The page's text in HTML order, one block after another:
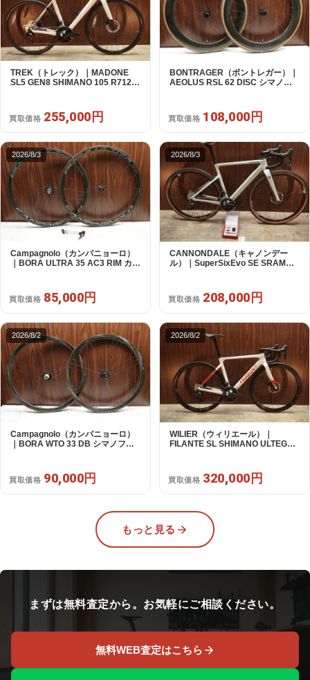
TREK（トレック）｜MADONE
SL5 GEN8 SHIMANO 105 R7120
買取価格 255,000円
BONTRAGER（ボントレガー）｜
AEOLUS RSL 62 DISC シマノフ
買取価格 108,000円
2026/8/3
Campagnolo（カンパニョーロ）
｜BORA ULTRA 35 AC3 RIM カン
買取価格 85,000円
2026/8/3
CANNONDALE（キャノンデー
ル）｜SuperSixEvo SE SRAM
年｜美品｜買取金額 208,000円
買取価格 208,000円
2026/8/2
Campagnolo（カンパニョーロ）
｜BORA WTO 33 DB シマノフリ
買取価格 90,000円
2026/8/2
WILIER（ウィリエール）｜
FILANTE SL SHIMANO ULTEGRA
買取価格 320,000円
もっと見る
まずは無料査定から。お気軽にご相談ください。
無料WEB査定はこちら